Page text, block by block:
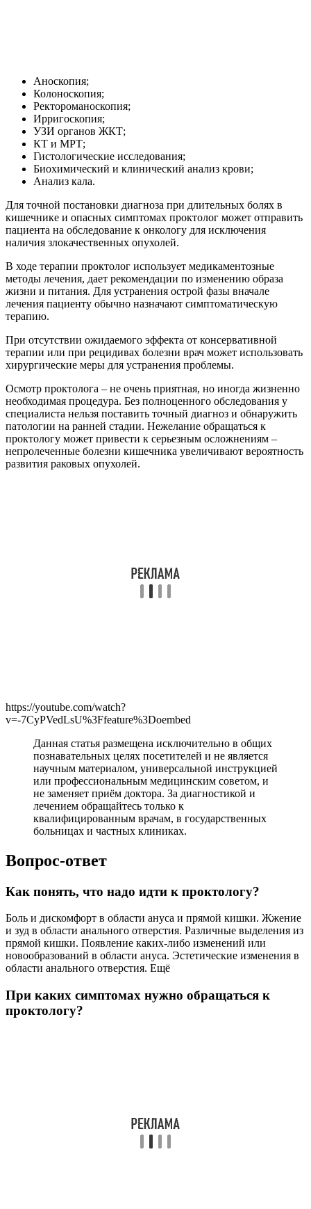
Аноскопия;
Колоноскопия;
Ректороманоскопия;
Ирригоскопия;
УЗИ органов ЖКТ;
КТ и МРТ;
Гистологические исследования;
Биохимический и клинический анализ крови;
Анализ кала.
Для точной постановки диагноза при длительных болях в
кишечнике и опасных симптомах проктолог может отправить
пациента на обследование к онкологу для исключения
наличия злокачественных опухолей.
В ходе терапии проктолог использует медикаментозные
методы лечения, дает рекомендации по изменению образа
жизни и питания. Для устранения острой фазы вначале
лечения пациенту обычно назначают симптоматическую
терапию.
При отсутствии ожидаемого эффекта от консервативной
терапии или при рецидивах болезни врач может использовать
хирургические меры для устранения проблемы.
Осмотр проктолога – не очень приятная, но иногда жизненно
необходимая процедура. Без полноценного обследования у
специалиста нельзя поставить точный диагноз и обнаружить
патологии на ранней стадии. Нежелание обращаться к
проктологу может привести к серьезным осложнениям –
непролеченные болезни кишечника увеличивают вероятность
развития раковых опухолей.
https://youtube.com/watch?
v=-7CyPVedLsU%3Ffeature%3Doembed
Данная статья размещена исключительно в общих
познавательных целях посетителей и не является
научным материалом, универсальной инструкцией
или профессиональным медицинским советом, и
не заменяет приём доктора. За диагностикой и
лечением обращайтесь только к
квалифицированным врачам, в государственных
больницах и частных клиниках.
Вопрос-ответ
Как понять, что надо идти к проктологу?
Боль и дискомфорт в области ануса и прямой кишки. Жжение
и зуд в области анального отверстия. Различные выделения из
прямой кишки. Появление каких-либо изменений или
новообразований в области ануса. Эстетические изменения в
области анального отверстия. Ещё
При каких симптомах нужно обращаться к
проктологу?